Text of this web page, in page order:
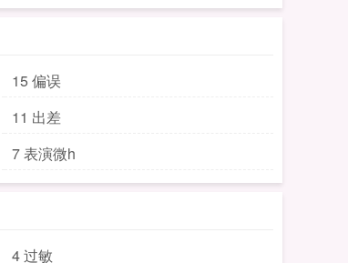
15 偏误
11 出差
7 表演微h
4 过敏